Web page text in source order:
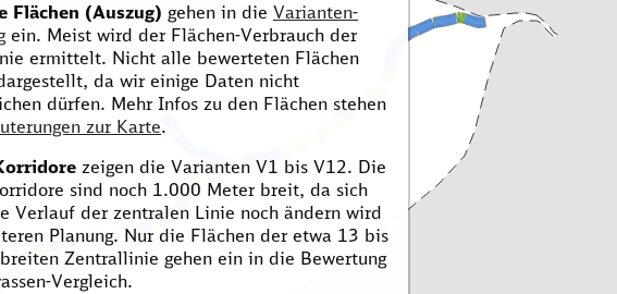
Flächen (Auszug) gehen in die Varianten-
ein. Meist wird der Flächen-Verbrauch der
ermittelt. Nicht alle bewerteten Flächen
da wir einige Daten nicht
dürfen. Mehr Infos zu den Flächen stehen
zur Karte.
zeigen die Varianten V1 bis V12. Die
sind noch 1.000 Meter breit, da sich
Verlauf der zentralen Linie noch ändern wird
Planung. Nur die Flächen der etwa 13 bis
Zentrallinie gehen ein in die Bewertung
Vergleich.